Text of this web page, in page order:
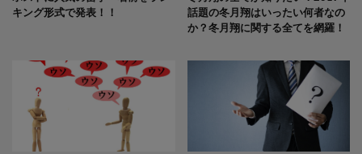
キング形式で発表！！
話題の冬月翔はいったい何者なの
か？冬月翔に関する全てを網羅！
" data-layzr="
" class="attachment-
icatch375 size-icatch375 wp-post-
image" alt="" />
" class="attachment-
icatch375 size-icatch375 wp-post-